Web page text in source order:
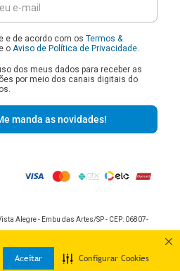
Aceitar Configurar Cookies
e de acordo com os Termos &
e o Aviso de Política de Privacidade
dos meus dados para receber as
por meio dos canais digitais do
manda as novidades!
Alegre - Embu das Artes/SP - CEP: 06807-